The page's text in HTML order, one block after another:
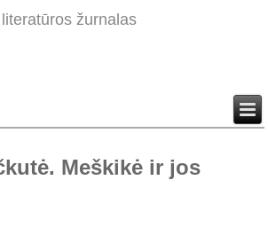
literatūros žurnalas
Meškikė ir jos